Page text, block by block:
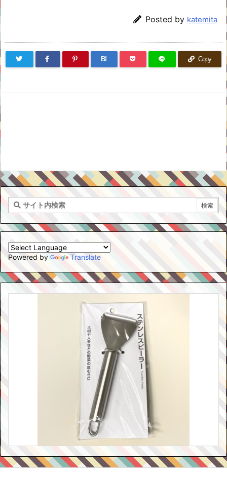
Posted by katemita
B! Copy
Powered by Translate